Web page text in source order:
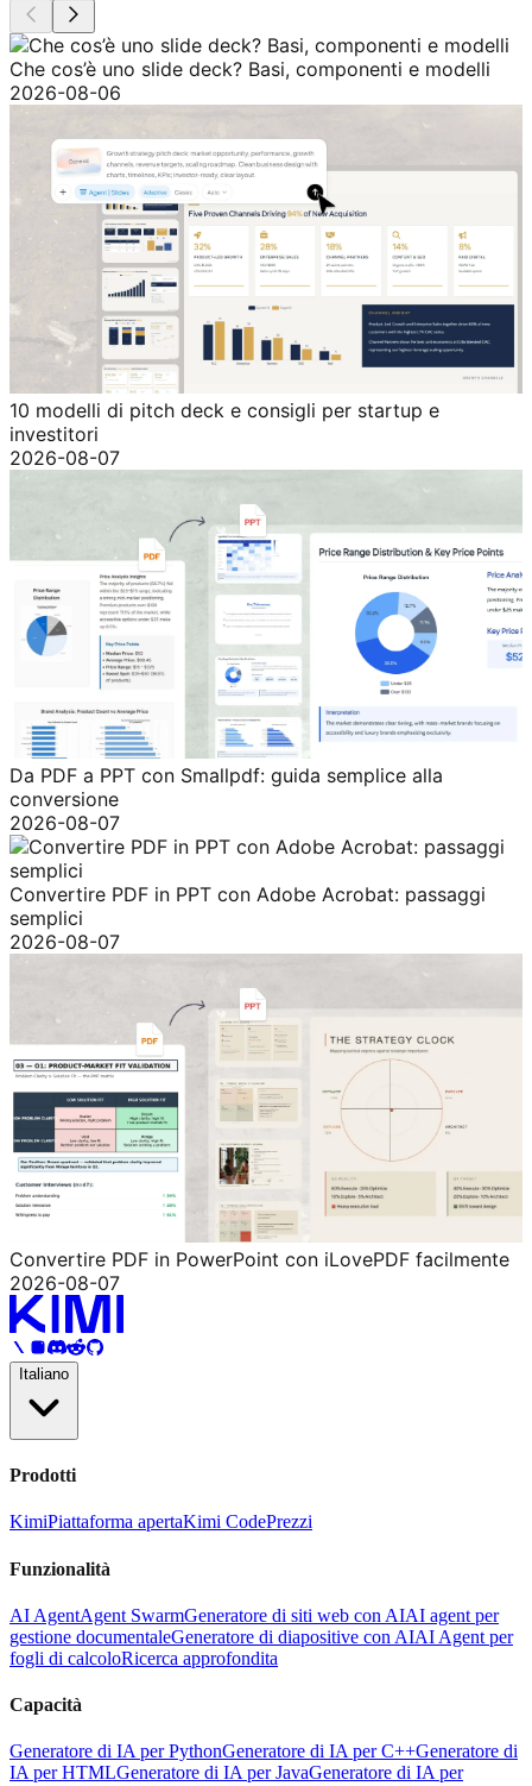
Che cos’è uno slide deck? Basi, componenti e modelli
2026-08-06
10 modelli di pitch deck e consigli per startup e
investitori
2026-08-07
Da PDF a PPT con Smallpdf: guida semplice alla
conversione
2026-08-07
Convertire PDF in PPT con Adobe Acrobat: passaggi
semplici
2026-08-07
Convertire PDF in PowerPoint con iLovePDF facilmente
2026-08-07
Italiano
Prodotti
KimiPiattaforma apertaKimi CodePrezzi
Funzionalità
AI AgentAgent SwarmGeneratore di siti web con AIAI agent per
gestione documentaleGeneratore di diapositive con AIAI Agent per
fogli di calcoloRicerca approfondita
Capacità
Generatore di IA per PythonGeneratore di IA per C++Generatore di
IA per HTMLGeneratore di IA per JavaGeneratore di IA per